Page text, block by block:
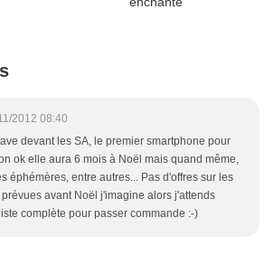
2012 08:40
devant les SA, le premier smartphone pour
ok elle aura 6 mois à Noël mais quand même,
éphémères, entre autres... Pas d'offres sur les
avant Noël j'imagine alors j'attends
complète pour passer commande :-)